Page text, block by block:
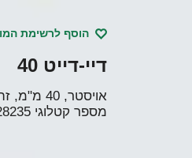
הוסף לרשימת
דיי-דייט 40
אויסטר, 40 מ"מ, זהב ורוד
מספר קטלוגי